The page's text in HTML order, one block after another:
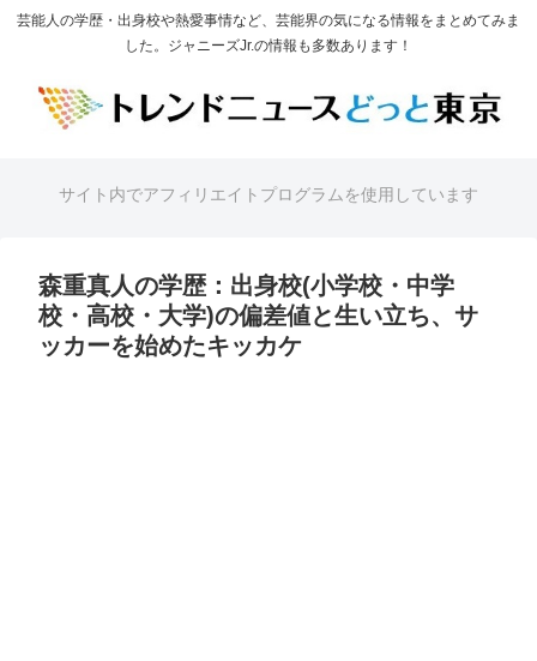
芸能人の学歴・出身校や熱愛事情など、芸能界の気になる情報をまとめてみま
した。ジャニーズJr.の情報も多数あります！
サイト内でアフィリエイトプログラムを使用しています
森重真人の学歴：出身校(小学校・中学
校・高校・大学)の偏差値と生い立ち、サ
ッカーを始めたキッカケ